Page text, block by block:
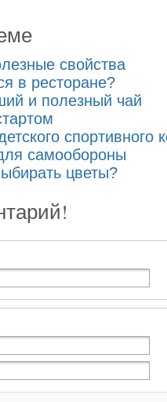
свойства
в ресторане?
и полезный чай
спортивного
самообороны
цветы?